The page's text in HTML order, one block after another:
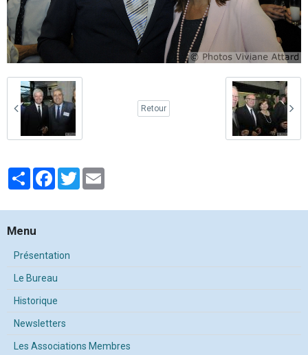
Retour
PartagerFacebook
Twitter
Menu
Présentation
Le Bureau
Historique
Newsletters
Les Associations Membres